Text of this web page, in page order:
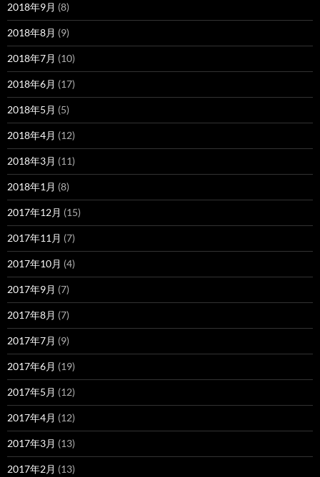
2018年9月 (8)
2018年8月 (9)
2018年7月 (10)
2018年6月 (17)
2018年5月 (5)
2018年4月 (12)
2018年3月 (11)
2018年1月 (8)
2017年12月 (15)
2017年11月 (7)
2017年10月 (4)
2017年9月 (7)
2017年8月 (7)
2017年7月 (9)
2017年6月 (19)
2017年5月 (12)
2017年4月 (12)
2017年3月 (13)
2017年2月 (13)